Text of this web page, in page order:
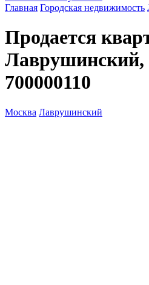
Главная Городская недвижимость
Продается
Лаврушинский,
700000110
Москва Лаврушинский